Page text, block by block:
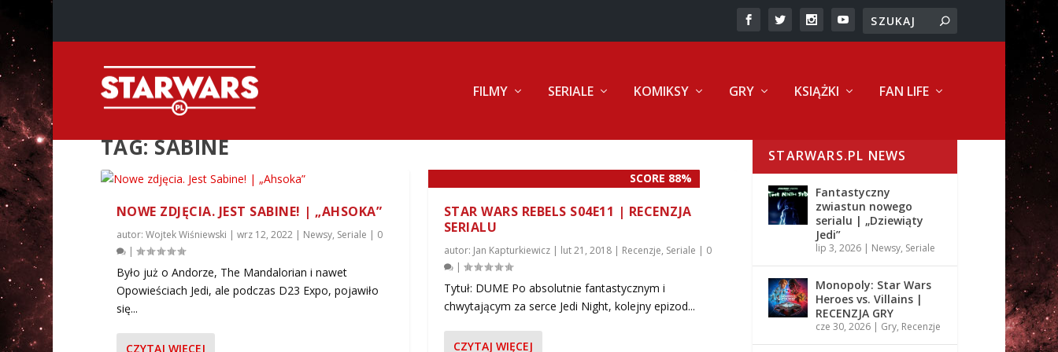
FILMY SERIALE KOMIKSY GRY KSIĄŻKI FAN LIFE
TAG:SABINE
NOWE ZDJĘCIA. JEST SABINE! | „AHSOKA”
autor: Wojtek Wiśniewski | wrz 12, 2022| Newsy, Seriale | 0
|
Było już o Andorze, The Mandalorian i nawet
Opowieściach Jedi, ale podczas D23 Expo, pojawiło
się...
CZYTAJ WIĘCEJ
SCORE 88%
STAR WARS REBELS S04E11 | RECENZJA
SERIALU
autor: Jan Kapturkiewicz| lut 21, 2018| Recenzje, Seriale | 0
|
Tytuł: DUME Po absolutnie fantastycznym i
chwytającym za serce Jedi Night, kolejny epizod...
CZYTAJ WIĘCEJ
STARWARS.PL NEWS
Fantastyczny
zwiastun nowego
serialu | „Dziewiąty
Jedi”
lip 3, 2026 | Newsy, Seriale
Monopoly: Star Wars
Heroes vs. Villains |
RECENZJA GRY
cze 30, 2026 | Gry, Recenzje